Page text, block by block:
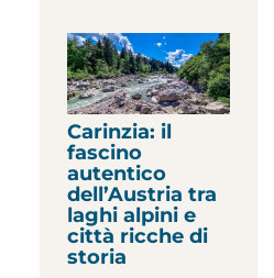
Carinzia: il
fascino
autentico
dell’Austria tra
laghi alpini e
città ricche di
storia